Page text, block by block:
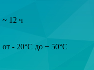
~ 12 ч
от - 20°С до + 50°С